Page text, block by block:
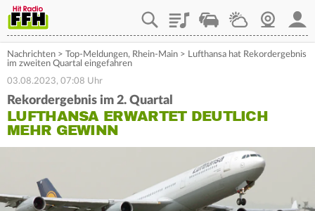
PlaylistStaupilotWetterWebcam
Nachrichten > Top-Meldungen, Rhein-Main > Lufthansa hat Rekordergebnis
im zweiten Quartal eingefahren
03.08.2023, 07:08 Uhr
Rekordergebnis im 2. Quartal
LUFTHANSA ERWARTET DEUTLICH
MEHR GEWINN